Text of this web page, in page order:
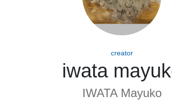
creator
iwata
IWATA Mayuko